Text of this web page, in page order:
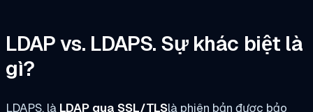
LDAP vs. LDAPS. Sự khác biệt là
gì?
LDAPS, là LDAP qua SSL/TLSlà phiên bản được bảo